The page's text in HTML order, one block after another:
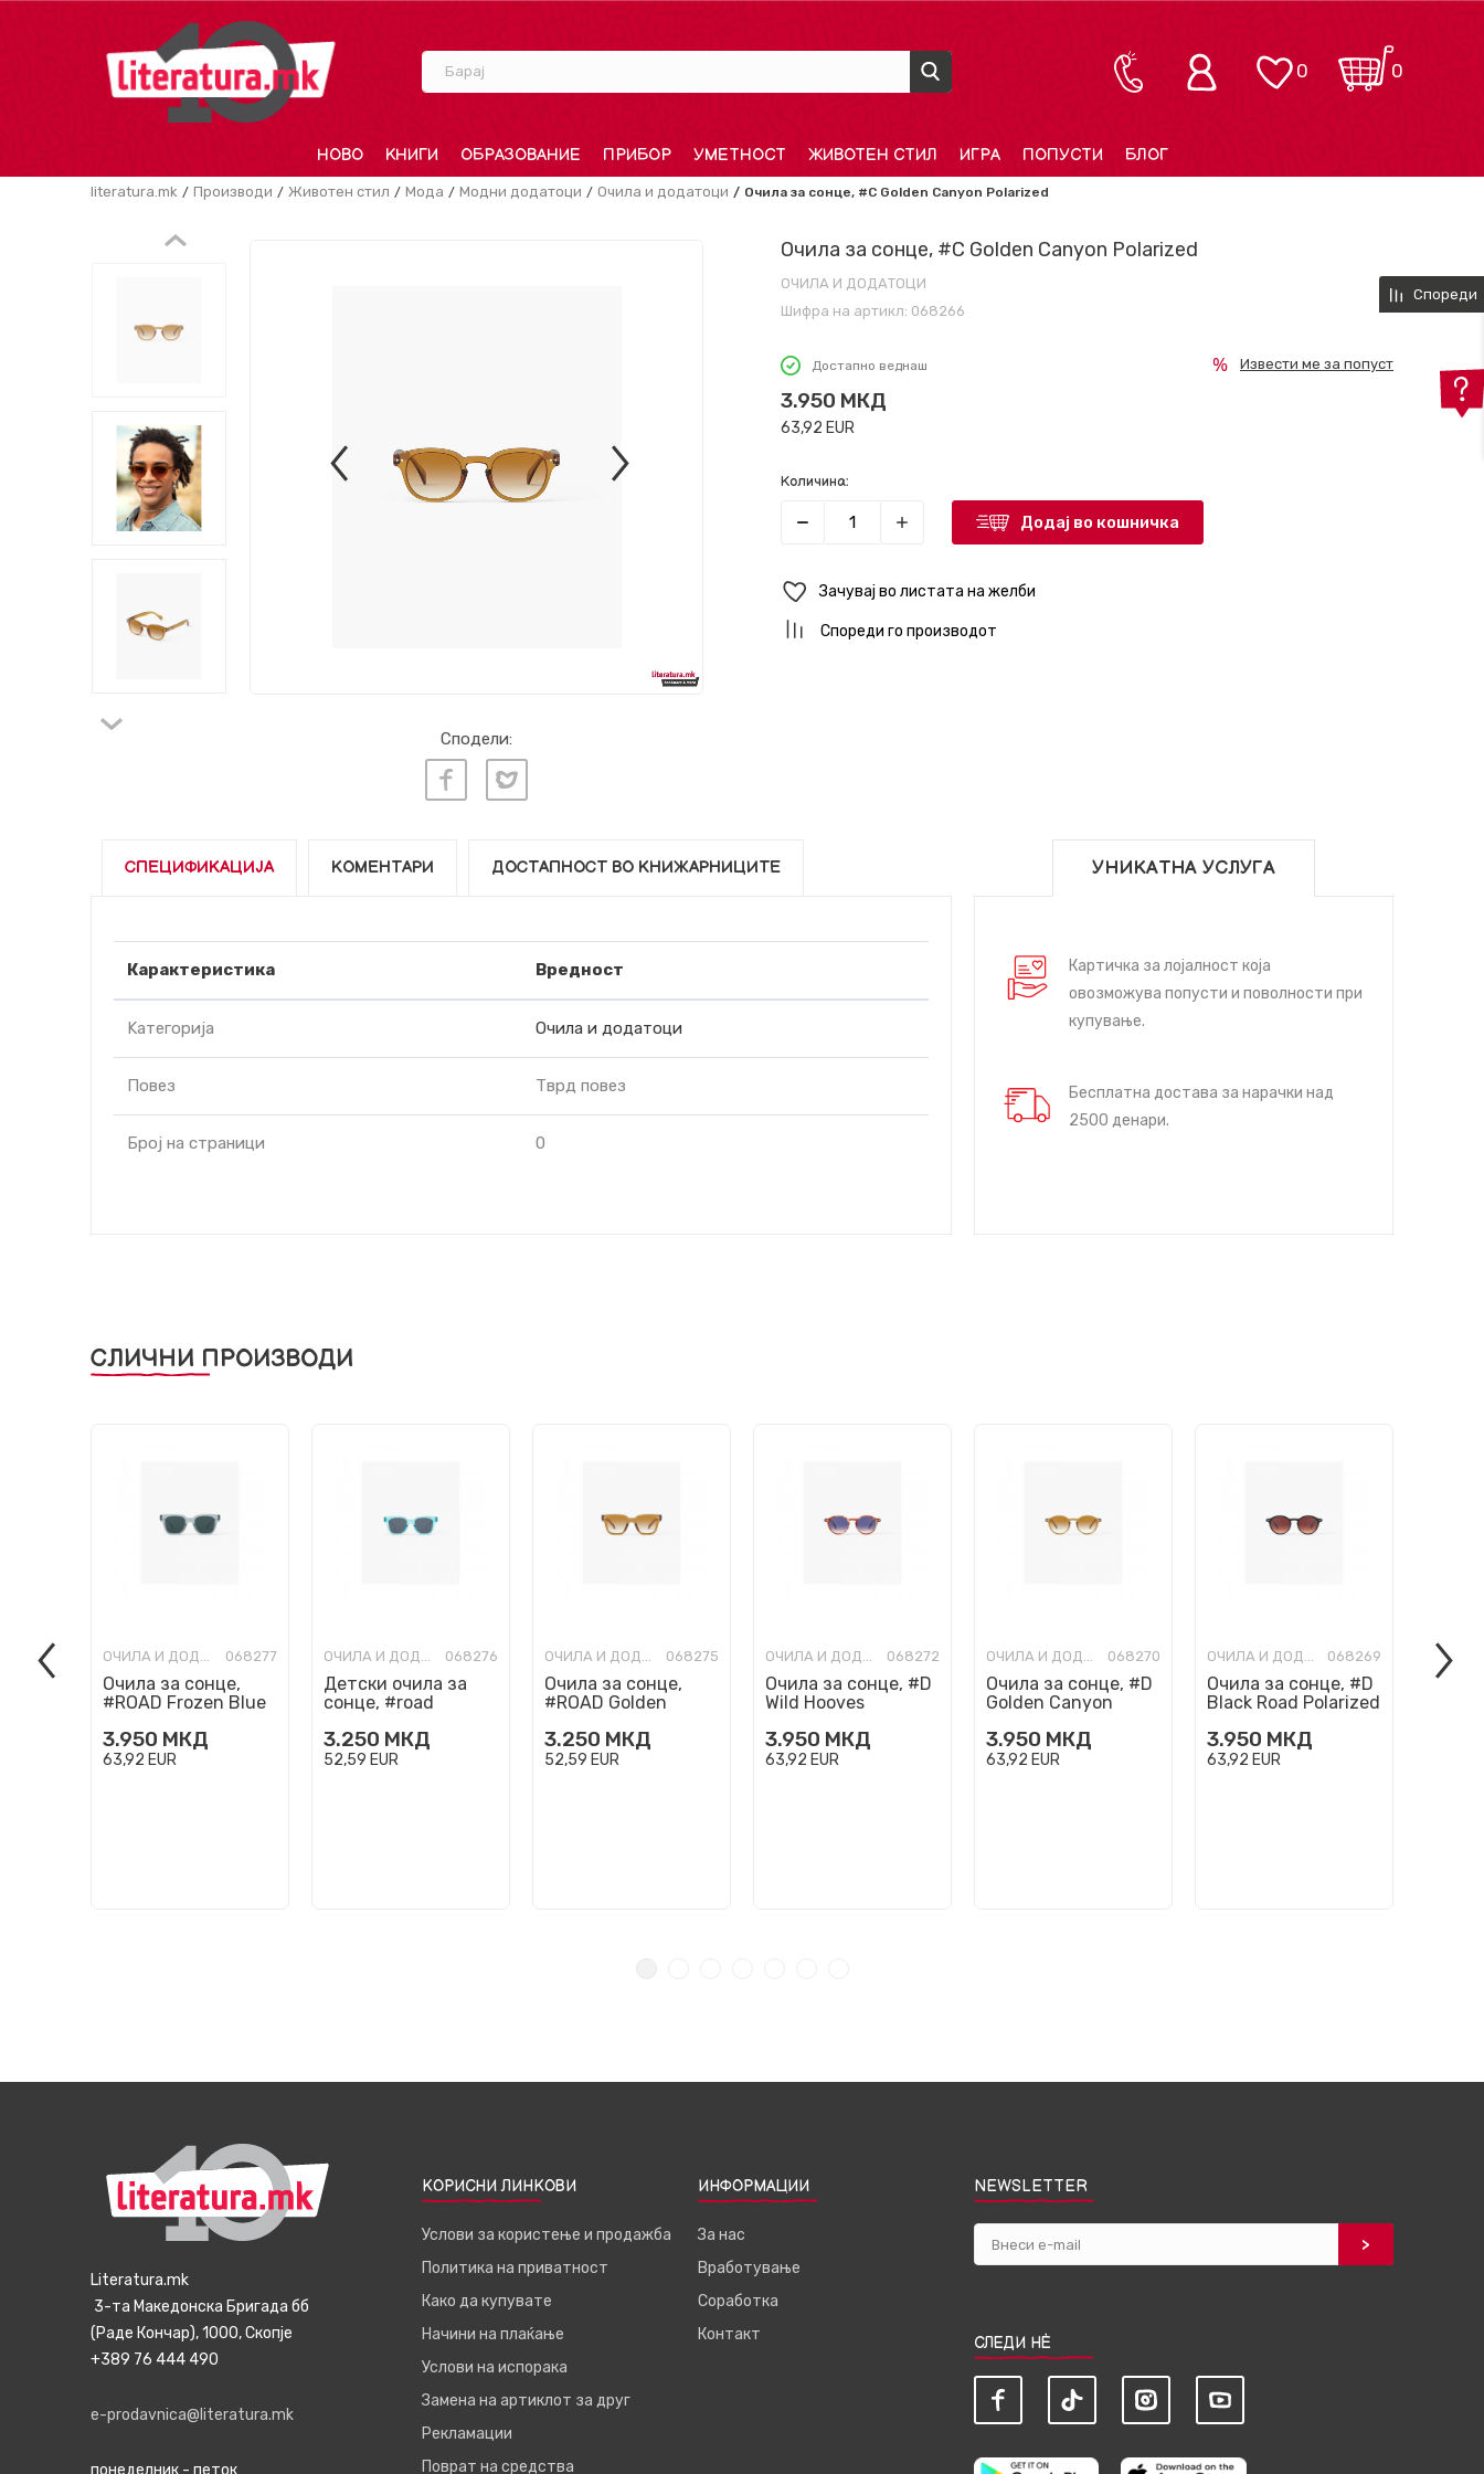
Барај 0
0
НОВО КНИГИ ОБРАЗОВАНИЕ ПРИБОР УМЕТНОСТ ЖИВОТЕН СТИЛ ИГРА ПОПУСТИ БЛОГ
literatura.mk Производи Животен стил Мода Модни додатоци Очила и додатоци Очила за сонце, #C Golden Canyon Polarized
Сподели:
Очила за сонце, #C Golden Canyon Polarized
ОЧИЛА И ДОДАТОЦИ
Шифра на артикл: 068266
Достапно веднаш
3.950 МКД
63,92 EUR
Извести ме за попуст
Количина:
Додај во кошничка
Зачувај во листата на желби
Спореди го производот
СПЕЦИФИКАЦИЈА КОМЕНТАРИ ДОСТАПНОСТ ВО КНИЖАРНИЦИТЕ
Карактеристика Вредност
Kатегорија Очила и додатоци
Повез Тврд повез
Број на страници 0
УНИКАТНА УСЛУГА
Картичка за лојалност која
овозможува попусти и поволности при
купување.
Бесплатна достава за нарачки над
2500 денари.
СЛИЧНИ ПРОИЗВОДИ
ОЧИЛА И ДОДАТОЦИ 068277
Очила за сонце,
#ROAD Frozen Blue
3.950 МКД
63,92 EUR
ОЧИЛА И ДОДАТОЦИ 068276
Детски очила за
сонце, #road
3.250 МКД
52,59 EUR
ОЧИЛА И ДОДАТОЦИ 068275
Очила за сонце,
#ROAD Golden
3.250 МКД
52,59 EUR
ОЧИЛА И ДОДАТОЦИ 068272
Очила за сонце, #D
Wild Hooves
3.950 МКД
63,92 EUR
ОЧИЛА И ДОДАТОЦИ 068270
Очила за сонце, #D
Golden Canyon
3.950 МКД
63,92 EUR
ОЧИЛА И ДОДАТОЦИ 068269
Очила за сонце, #D
Black Road Polarized
3.950 МКД
63,92 EUR
Спореди
Literatura.mk
3-та Македонска Бригада бб
(Раде Кончар), 1000, Скопје
+389 76 444 490
e-prodavnica@literatura.mk
понеделник - петок
КОРИСНИ ЛИНКОВИ
Услови за користење и продажба
Политика на приватност
Како да купувате
Начини на плаќање
Услови на испорака
Замена на артиклот за друг
Рекламации
Поврат на средства
ИНФОРМАЦИИ
За нас
Вработување
Соработка
Контакт
NEWSLETTER
СЛЕДИ НЀ